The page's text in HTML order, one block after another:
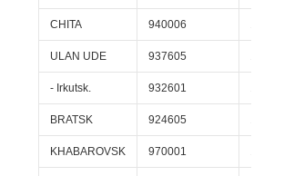
CHITA 940006
ULAN UDE 937605
- Irkutsk. 932601
BRATSK 924605
KHABAROVSK 970001